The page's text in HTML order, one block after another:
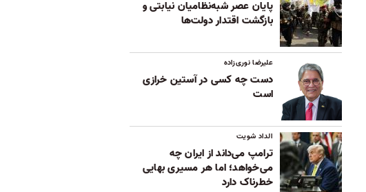
پایان عصر شبه‌نظامیان نیابتی و
بازگشت اقتدار دولت‌ها
علیرضا نوری‌زاده
دست چه کسی در آستین خرازی
است
الداد شویت
ترامپ می‌داند از ایران چه
می‌خواهد؛ اما هر مسیری بهایی
خطرناک دارد